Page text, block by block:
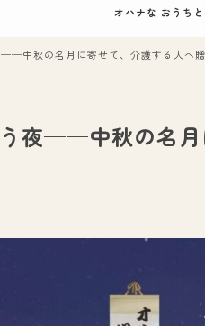
オハナな おうちと
中秋の名月に寄せて、介護する人へ贈
夜──中秋の名月